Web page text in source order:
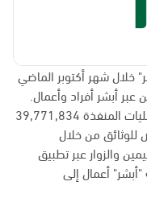
خلال شهر أكتوبر الماضي
ومن خلال منصة "أبشر" أفراد بلغ عدد العمليات المنفذة 39,771,834
استعراض للوثائق من خلال
والزوار عبر تطبيق
أعمال إلى